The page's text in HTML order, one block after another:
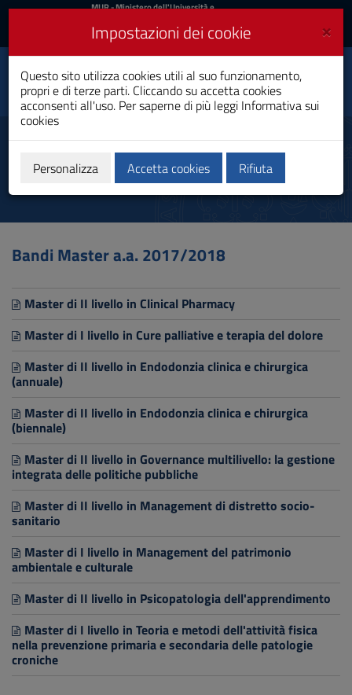
Vai
al
navigazione
sito
al
MIUR
Accedi
MUR- Ministero dell'Università e
Accedi UniCA News
Toggle
navigation
Università degli
Studi di Cagliari
Bandi scaduti
Bandi Master a.a. 2017/2018
Master di II livello in Clinical Pharmacy
Master di I livello in Cure palliative e terapia del dolore
Master di II livello in Endodonzia clinica e chirurgica
(annuale)
Master di II livello in Endodonzia clinica e chirurgica
(biennale)
Master di II livello in Governance multilivello: la gestione
integrata delle politiche pubbliche
Master di II livello in Management di distretto socio-
sanitario
Master di I livello in Management del patrimonio
ambientale e culturale
Master di II livello in Psicopatologia dell'apprendimento
Master di I livello in Teoria e metodi dell'attività fisica
nella prevenzione primaria e secondaria delle patologie
croniche
×
Impostazioni dei cookie
Questo sito utilizza cookies utili al suo funzionamento,
propri e di terze parti. Cliccando su accetta cookies
acconsenti all'uso. Per saperne di più leggi Informativa sui
cookies
Personalizza Accetta cookies Rifiuta